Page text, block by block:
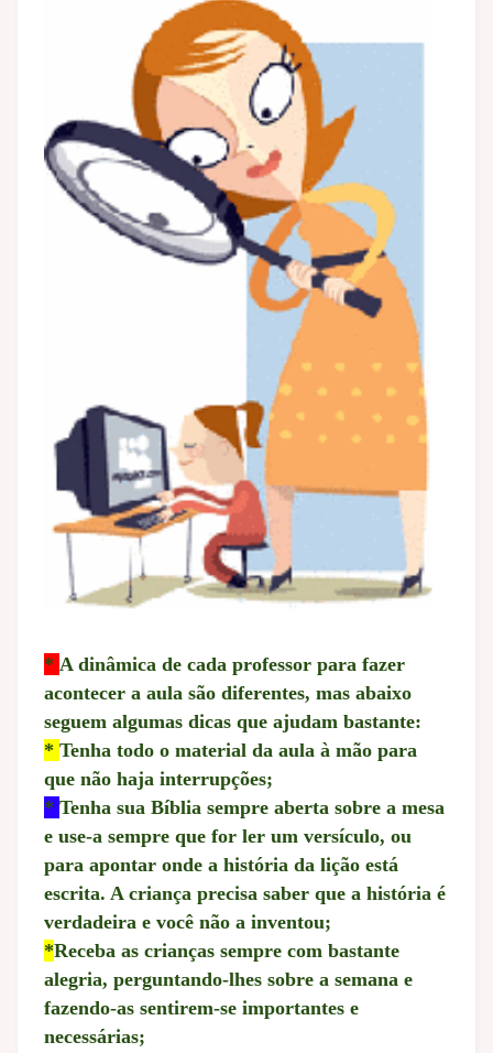
* A dinâmica de cada professor para fazer
acontecer a aula são diferentes, mas abaixo
seguem algumas dicas que ajudam bastante:
* Tenha todo o material da aula à mão para
que não haja interrupções;
* Tenha sua Bíblia sempre aberta sobre a mesa
e use-a sempre que for ler um versículo, ou
para apontar onde a história da lição está
escrita. A criança precisa saber que a história é
verdadeira e você não a inventou;
*Receba as crianças sempre com bastante
alegria, perguntando-lhes sobre a semana e
fazendo-as sentirem-se importantes e
necessárias;